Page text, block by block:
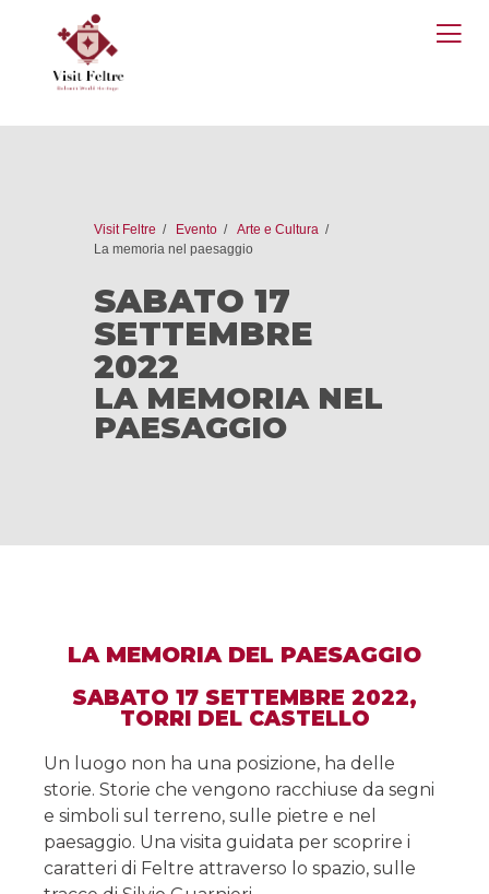
Visit Feltre Evento
Arte e Cultura
La memoria nel paesaggio
SABATO 17
SETTEMBRE
2022
LA MEMORIA NEL
PAESAGGIO
LA MEMORIA DEL PAESAGGIO
SABATO 17 SETTEMBRE 2022,
TORRI DEL CASTELLO
Un luogo non ha una posizione, ha delle
storie. Storie che vengono racchiuse da segni
e simboli sul terreno, sulle pietre e nel
paesaggio. Una visita guidata per scoprire i
caratteri di Feltre attraverso lo spazio, sulle